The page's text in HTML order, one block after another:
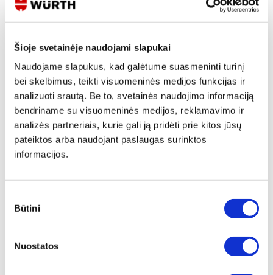
Šioje svetainėje naudojami slapukai
Naudojame slapukus, kad galėtume suasmeninti turinį
bei skelbimus, teikti visuomeninės medijos funkcijas ir
analizuoti srautą. Be to, svetainės naudojimo informaciją
bendriname su visuomeninės medijos, reklamavimo ir
analizės partneriais, kurie gali ją pridėti prie kitos jūsų
pateiktos arba naudojant paslaugas surinktos
informacijos.
pasirinkimas
Būtini
Nuostatos
Produkto aprašymas
Universalus daugiafunkcinis šalmas darbams aukštyje, taip pat naudojamas
pramonėje su integruota Mips saugos sistema
Patentuotas mažos trinties apvalkalas tam tikrais atvejais leidžia judėti
10-15 mm keliomis kryptimis
Sumažina galvą veikiančias sukimosi jėgas
Sumažina smegenų traumų, pavyzdžiui, smegenų sukrėtimo, riziką
Efektyviai apsaugo nuo krentančių objektų, kurių smūgio kampas yra
Optimizuota dėvėjimo padėtis, užtikrinanti geresnę ergonomiką